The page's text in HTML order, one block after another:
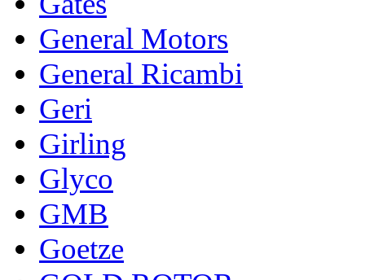
General Motors
General Ricambi
Geri
Girling
Glyco
GMB
Goetze